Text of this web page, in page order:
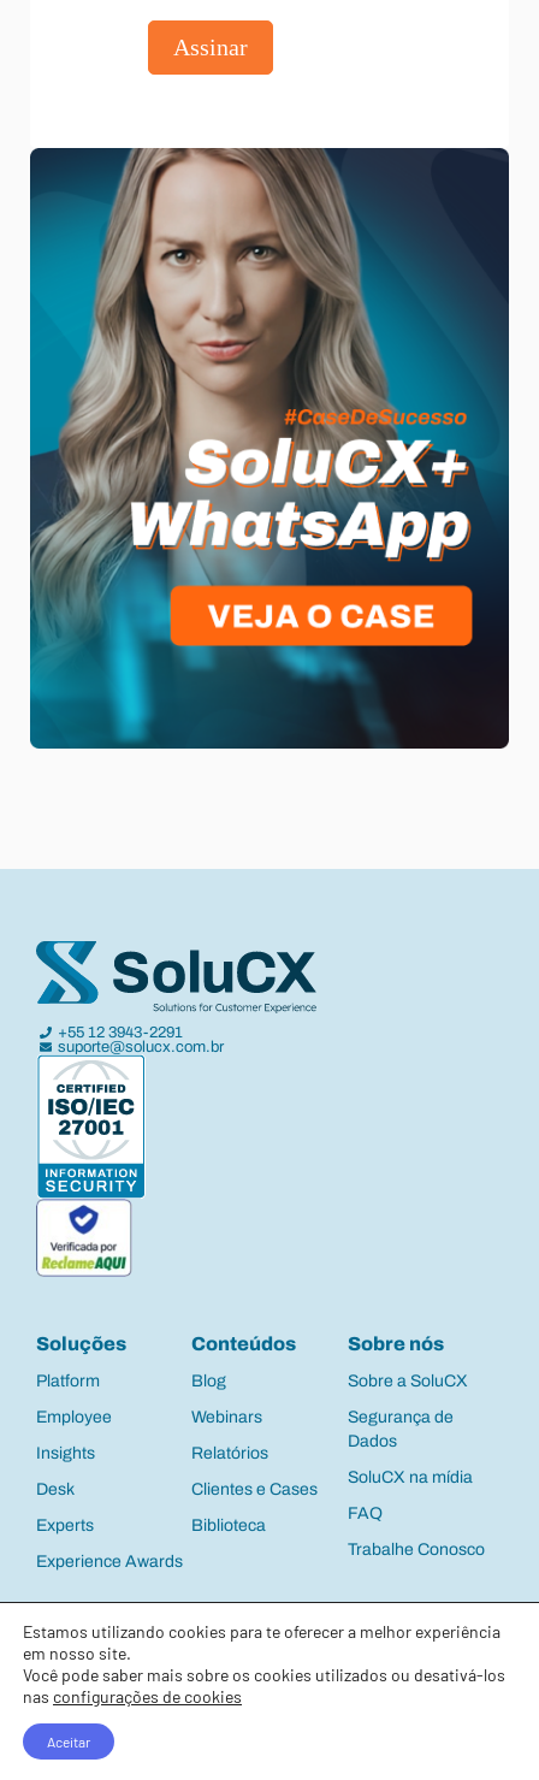
+55 12 3943-2291
suporte@solucx.com.br
Soluções
Platform
Employee
Insights
Desk
Experts
Experience Awards
Conteúdos
Blog
Webinars
Relatórios
Clientes e Cases
Biblioteca
Sobre nós
Sobre a SoluCX
Segurança de
Dados
SoluCX na mídia
FAQ
Trabalhe Conosco
2025 SoluCX | CNPJ: 13.537.122/0001-63 |
Todos os direitos reservados
Net Promoter, Net Promoter System, Net Promoter Score, NPS and the NPS-
related emoticons are registered trademarks of Bain & Company, Inc., Fred
Reichheld and Satmetrix Systems, Inc.
Estamos utilizando cookies para te oferecer a melhor experiência
em nosso site.
Você pode saber mais sobre os cookies utilizados ou desativá-los
nas configurações de cookies
Aceitar